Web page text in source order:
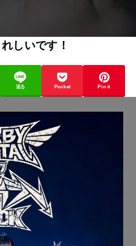
しいです！
送る Pocket Pin it